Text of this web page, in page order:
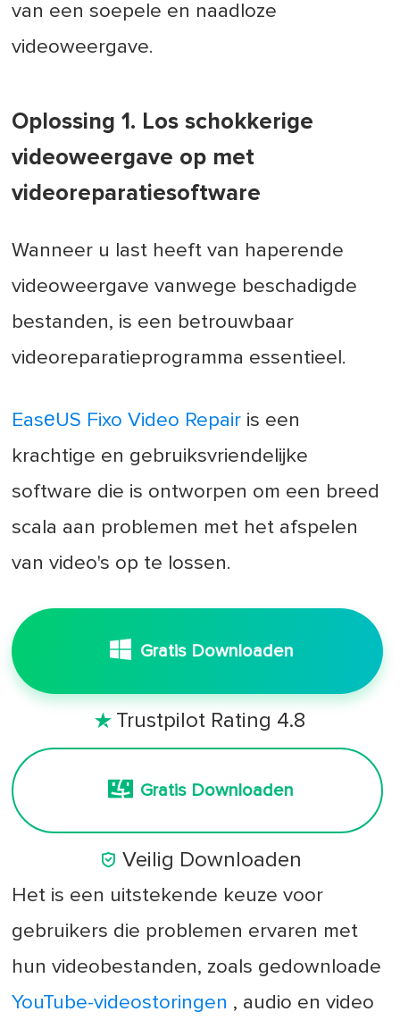
van een soepele en naadloze
videoweergave.
Oplossing 1. Los schokkerige
videoweergave op met
videoreparatiesoftware
Wanneer u last heeft van haperende
videoweergave vanwege beschadigde
bestanden, is een betrouwbaar
videoreparatieprogramma essentieel.
EasеUS Fixo Video Repair is een
krachtige en gebruiksvriendelijke
software die is ontworpen om een breed
scala aan problemen met het afspelen
van video's op te lossen.
Gratis Downloaden
 Trustpilot Rating 4.8
Gratis Downloaden
 Veilig Downloaden
Het is een uitstekende keuze voor
gebruikers die problemen ervaren met
hun videobestanden, zoals gedownloade
YouTube-videostoringen , audio en video